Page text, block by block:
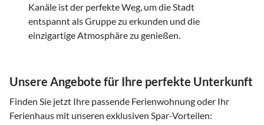
Kanäle ist der perfekte Weg, um die Stadt
entspannt als Gruppe zu erkunden und die
einzigartige Atmosphäre zu genießen.
Unsere Angebote für Ihre perfekte Unterkunft
Finden Sie jetzt Ihre passende Ferienwohnung oder Ihr
Ferienhaus mit unseren exklusiven Spar-Vorteilen: